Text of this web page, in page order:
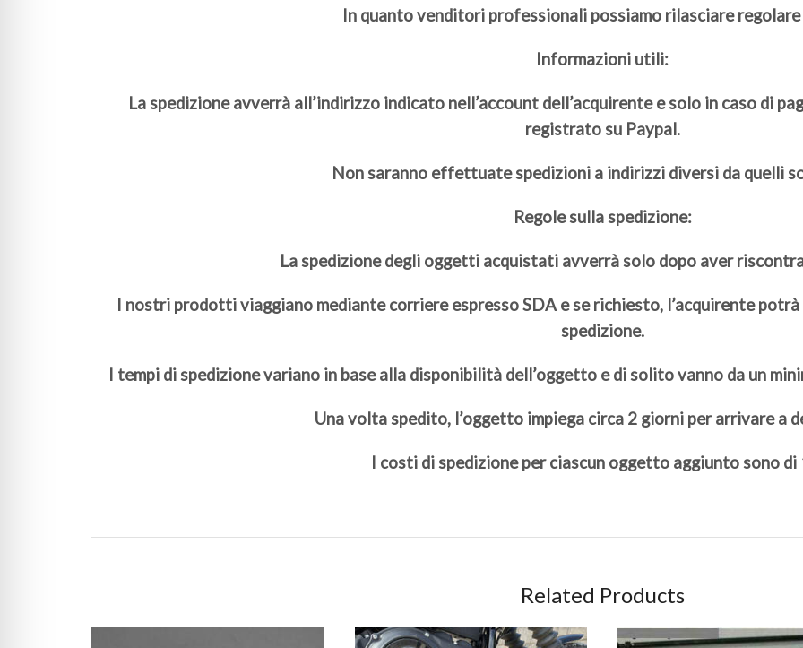
In quanto venditori professionali possiamo rilasciare
Informazioni utili:
La spedizione avverrà all’indirizzo indicato nell’account dell’acquirente e solo in caso di
registrato su Paypal.
Non saranno effettuate spedizioni a indirizzi diversi da quelli
Regole sulla spedizione:
La spedizione degli oggetti acquistati avverrà solo dopo aver
I nostri prodotti viaggiano mediante corriere espresso SDA e se richiesto, l’acquirente
spedizione.
I tempi di spedizione variano in base alla disponibilità dell’oggetto e di solito vanno da un
Una volta spedito, l’oggetto impiega circa 2 giorni per arrivare a
I costi di spedizione per ciascun oggetto aggiunto sono di
Related Products